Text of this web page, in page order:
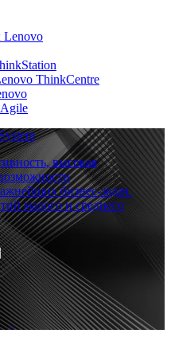
Lenovo
ThinkCentre
высокая
бизнес-задач.
малого и среднего